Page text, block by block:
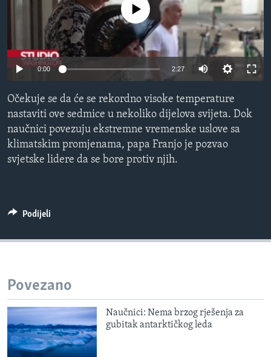
MAGAZIN
O GLASU AMERIKE
Learning English
PRATITE NAS
Jezici
No media source currently available
0:00 2:27
Očekuje se da će se rekordno visoke temperature
nastaviti ove sedmice u nekoliko dijelova svijeta. Dok
naučnici povezuju ekstremne vremenske uslove sa
klimatskim promjenama, papa Franjo je pozvao
svjetske lidere da se bore protiv njih.
Podijeli
Povezano
Naučnici: Nema brzog rješenja za
gubitak antarktičkog leda